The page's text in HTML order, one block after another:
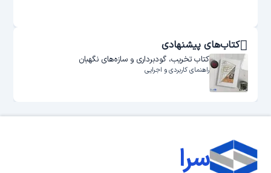
کتاب‌های پیشنهادی
کتاب تخریب، گودبرداری و سازه‌های نگهبان
راهنمای کاربردی و اجرایی
سرا